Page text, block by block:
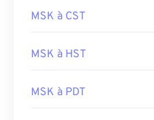
MSK à CST
MSK à HST
MSK à PDT